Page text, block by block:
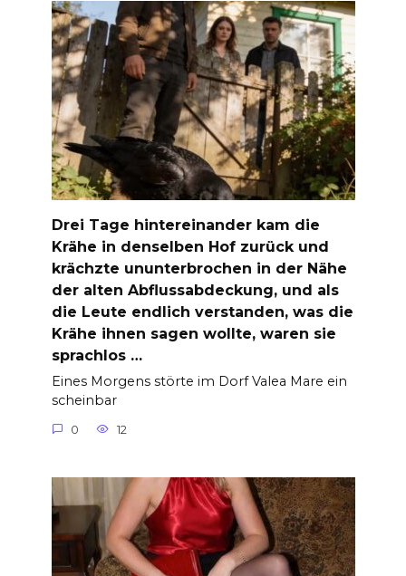
Drei Tage hintereinander kam die
Krähe in denselben Hof zurück und
krächzte ununterbrochen in der Nähe
der alten Abflussabdeckung, und als
die Leute endlich verstanden, was die
Krähe ihnen sagen wollte, waren sie
sprachlos …
Eines Morgens störte im Dorf Valea Mare ein
scheinbar
0 12